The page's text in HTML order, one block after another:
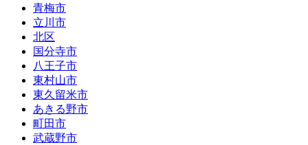
青梅市
立川市
北区
国分寺市
八王子市
東村山市
東久留米市
あきる野市
町田市
武蔵野市